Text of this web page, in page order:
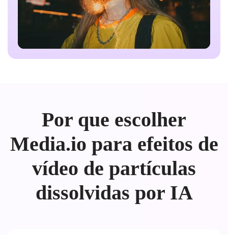
Câmera: Câmera fixa, sem zoom ou movimento.
Efeitos visuais (VFX): granulometria de 0,5-2 mm,
estilo de flash de poeira, cores amostradas do sujeito,
Por que escolher
Media.io para efeitos de
vídeo de partículas
dissolvidas por IA